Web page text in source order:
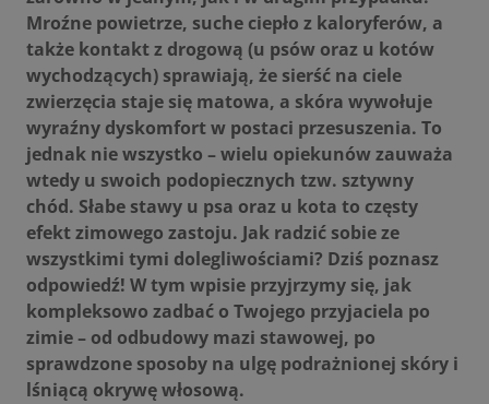
Mroźne powietrze, suche ciepło z kaloryferów, a
także kontakt z drogową (u psów oraz u kotów
wychodzących) sprawiają, że sierść na ciele
zwierzęcia staje się matowa, a skóra wywołuje
wyraźny dyskomfort w postaci przesuszenia. To
jednak nie wszystko – wielu opiekunów zauważa
wtedy u swoich podopiecznych tzw. sztywny
chód. Słabe stawy u psa oraz u kota to częsty
efekt zimowego zastoju. Jak radzić sobie ze
wszystkimi tymi dolegliwościami? Dziś poznasz
odpowiedź! W tym wpisie przyjrzymy się, jak
kompleksowo zadbać o Twojego przyjaciela po
zimie – od odbudowy mazi stawowej, po
sprawdzone sposoby na ulgę podrażnionej skóry i
lśniącą okrywę włosową.